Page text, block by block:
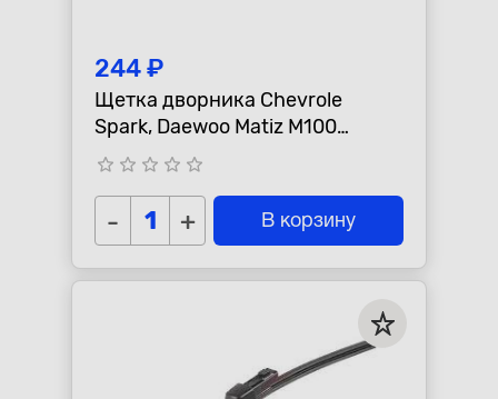
244 ₽
Щетка дворника Chevrole
Spark, Daewoo Matiz M100
"GRAND PRIX" задняя
star_border star_border star_border star_border star_border
- + В корзину